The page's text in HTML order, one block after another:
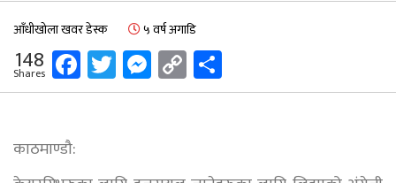
आँधीखोला खवर डेस्क ५ वर्ष अगाडि
148
Shares Facebook
Twitter
Messenger
Copy
Link
काठमाण्डौ: